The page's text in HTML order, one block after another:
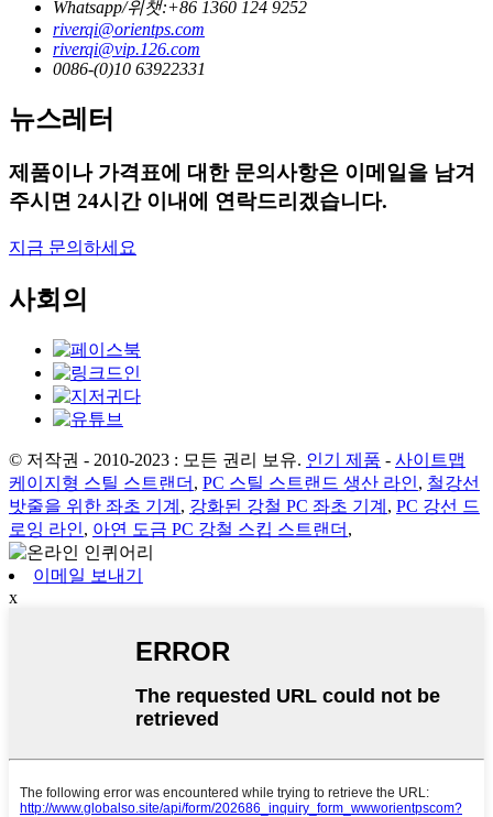
Whatsapp/위챗:+86 1360 124 9252
riverqi@orientps.com
riverqi@vip.126.com
0086-(0)10 63922331
뉴스레터
제품이나 가격표에 대한 문의사항은 이메일을 남겨
주시면 24시간 이내에 연락드리겠습니다.
지금 문의하세요
사회의
© 저작권 - 2010-2023 : 모든 권리 보유. 인기 제품 - 사이트맵
케이지형 스틸 스트랜더 , PC 스틸 스트랜드 생산 라인, 철강선
밧줄을 위한 좌초 기계 , 강화된 강철 PC 좌초 기계 , PC 강선 드
로잉 라인, 아연 도금 PC 강철 스킵 스트랜더 ,
이메일 보내기
x